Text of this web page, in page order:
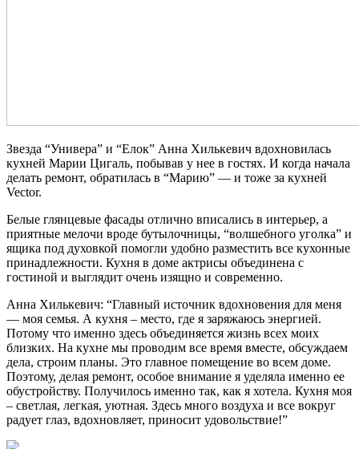
Звезда “Универа” и “Елок” Анна Хилькевич вдохновилась
кухней Марии Цигаль, побывав у нее в гостях. И когда начала
делать ремонт, обратилась в “Марию” — и тоже за кухней
Vector.
Белые глянцевые фасады отлично вписались в интерьер, а
приятные мелочи вроде бутылочницы, “волшебного уголка” и
ящика под духовкой помогли удобно разместить все кухонные
принадлежности. Кухня в доме актрисы объединена с
гостиной и выглядит очень изящно и современно.
Анна Хилькевич: “Главный источник вдохновения для меня
— моя семья. А кухня – место, где я заряжаюсь энергией.
Потому что именно здесь объединяется жизнь всех моих
близких. На кухне мы проводим все время вместе, обсуждаем
дела, строим планы. Это главное помещение во всем доме.
Поэтому, делая ремонт, особое внимание я уделяла именно ее
обустройству. Получилось именно так, как я хотела. Кухня моя
– светлая, легкая, уютная. Здесь много воздуха и все вокруг
радует глаз, вдохновляет, приносит удовольствие!”